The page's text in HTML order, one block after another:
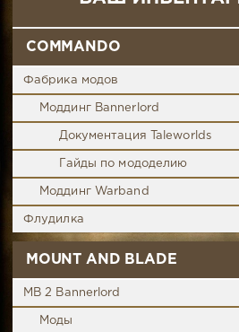
COMMANDO
Фабрика модов
Моддинг Bannerlord
Документация Taleworlds
Гайды по мододелию
Моддинг Warband
Флудилка
MOUNT AND BLADE
MB 2 Bannerlord
Моды